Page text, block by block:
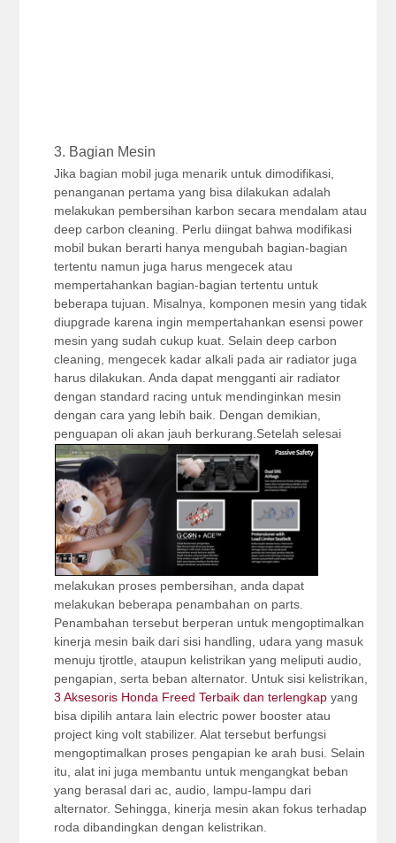
3. Bagian Mesin
Jika bagian mobil juga menarik untuk dimodifikasi,
penanganan pertama yang bisa dilakukan adalah
melakukan pembersihan karbon secara mendalam atau
deep carbon cleaning. Perlu diingat bahwa modifikasi
mobil bukan berarti hanya mengubah bagian-bagian
tertentu namun juga harus mengecek atau
mempertahankan bagian-bagian tertentu untuk
beberapa tujuan. Misalnya, komponen mesin yang tidak
diupgrade karena ingin mempertahankan esensi power
mesin yang sudah cukup kuat. Selain deep carbon
cleaning, mengecek kadar alkali pada air radiator juga
harus dilakukan. Anda dapat mengganti air radiator
dengan standard racing untuk mendinginkan mesin
dengan cara yang lebih baik. Dengan demikian,
penguapan oli akan jauh berkurang. Setelah selesai
melakukan proses pembersihan, anda dapat
melakukan beberapa penambahan on parts.
Penambahan tersebut berperan untuk mengoptimalkan
kinerja mesin baik dari sisi handling, udara yang masuk
menuju tjrottle, ataupun kelistrikan yang meliputi audio,
pengapian, serta beban alternator. Untuk sisi kelistrikan,
3 Aksesoris Honda Freed Terbaik dan terlengkapyang
bisa dipilih antara lain electric power booster atau
project king volt stabilizer. Alat tersebut berfungsi
mengoptimalkan proses pengapian ke arah busi. Selain
itu, alat ini juga membantu untuk mengangkat beban
yang berasal dari ac, audio, lampu-lampu dari
alternator. Sehingga, kinerja mesin akan fokus terhadap
roda dibandingkan dengan kelistrikan.